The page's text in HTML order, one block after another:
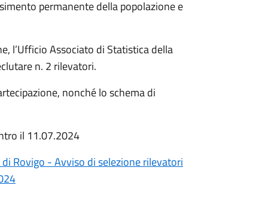
permanente della popolazione e
l’Ufficio Associato di Statistica della
n. 2 rilevatori.
nonché lo schema di
il 11.07.2024
Rovigo - Avviso di selezione rilevatori